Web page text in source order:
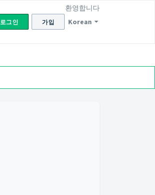
Korean
환영합니다
로그인 가입